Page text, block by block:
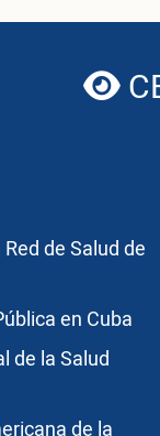
de Salud de
en Cuba
de la Salud
de la